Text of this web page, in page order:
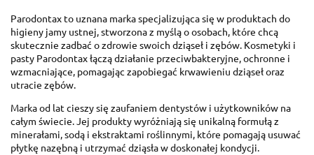
Parodontax to uznana marka specjalizująca się w produktach do
higieny jamy ustnej, stworzona z myślą o osobach, które chcą
skutecznie zadbać o zdrowie swoich dziąseł i zębów. Kosmetyki i
pasty Parodontax łączą działanie przeciwbakteryjne, ochronne i
wzmacniające, pomagając zapobiegać krwawieniu dziąseł oraz
utracie zębów.
Marka od lat cieszy się zaufaniem dentystów i użytkowników na
całym świecie. Jej produkty wyróżniają się unikalną formułą z
minerałami, sodą i ekstraktami roślinnymi, które pomagają usuwać
płytkę nazębną i utrzymać dziąsła w doskonałej kondycji.